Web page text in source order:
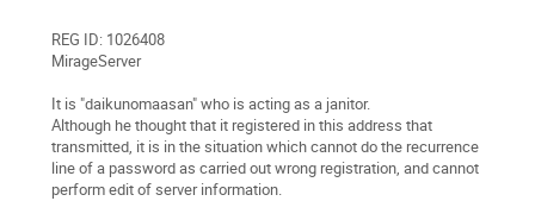
REG ID: 1026408
MirageServer
It is "daikunomaasan" who is acting as a janitor.
Although he thought that it registered in this address that
transmitted, it is in the situation which cannot do the recurrence
line of a password as carried out wrong registration, and cannot
perform edit of server information.